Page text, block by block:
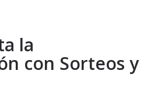
la
con Sorteos y